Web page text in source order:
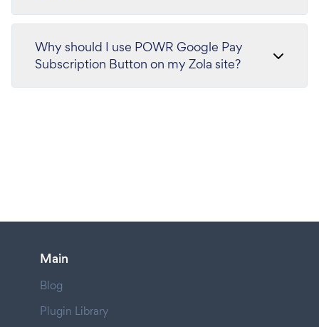
Why should I use POWR Google Pay
Subscription Button on my Zola site?
Main
Blog
Plugin Library